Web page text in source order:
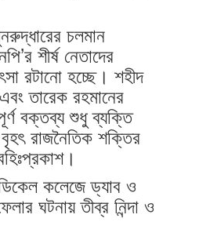
চলমান
শীর্ষ নেতাদের
রটানো হচ্ছে। শহীদ
তারেক রহমানের
বক্তব্য শুধু ব্যক্তি
রাজনৈতিক শক্তির
কলেজে ড্যাব ও
ঘটনায় তীব্র নিন্দা ও